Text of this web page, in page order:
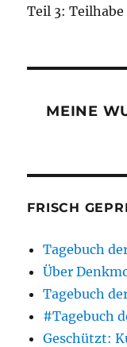
Teil 3:
MEINE
FRISCH
Tagebuch
Über
Tagebuch
#Tagebuch
Geschützt: